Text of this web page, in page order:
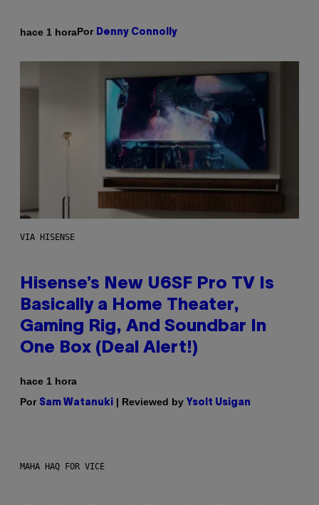
hace 1 horaPor Denny Connolly
VIA HISENSE
Hisense’s New U6SF Pro TV Is
Basically a Home Theater,
Gaming Rig, And Soundbar In
One Box (Deal Alert!)
hace 1 hora
Por Sam Watanuki | Reviewed by Ysolt Usigan
MAHA HAQ FOR VICE